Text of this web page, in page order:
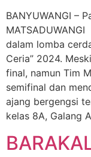
BANYUWANGI –
dalam lomba
Ceria” 2024.
final, namun Tim
semifinal dan
ajang bergengsi
kelas 8A, Galang